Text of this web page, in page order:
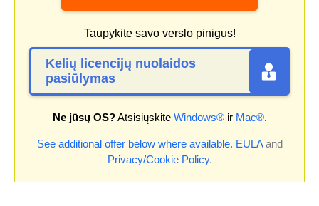
Taupykite savo verslo pinigus!
Kelių licencijų nuolaidos
pasiūlymas
Ne jūsų OS?Atsisiųskite Windows®ir Mac®.
See additional offer below where available. EULAand
Privacy/Cookie Policy.